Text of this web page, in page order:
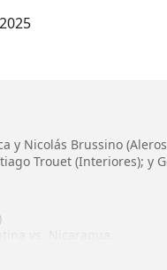
y Nicolás Brussino
Trouet (Interiores); y